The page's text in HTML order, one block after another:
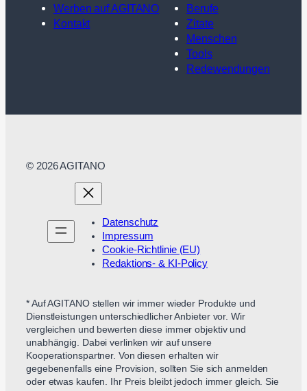
Werben auf AGITANO
Kontakt
Berufe
Zitate
Menschen
Tools
Redewendungen
© 2026 AGITANO
Datenschutz
Impressum
Cookie-Richtlinie (EU)
Redaktions- & KI-Policy
* Auf AGITANO stellen wir immer wieder Produkte und
Dienstleistungen unterschiedlicher Anbieter vor. Wir
vergleichen und bewerten diese immer objektiv und
unabhängig. Dabei verlinken wir auf unsere
Kooperationspartner. Von diesen erhalten wir
gegebenenfalls eine Provision, sollten Sie sich anmelden
oder etwas kaufen. Ihr Preis bleibt jedoch immer gleich. Sie